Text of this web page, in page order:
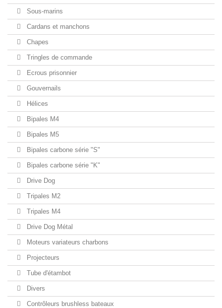
Sous-marins
Cardans et manchons
Chapes
Tringles de commande
Ecrous prisonnier
Gouvernails
Hélices
Bipales M4
Bipales M5
Bipales carbone série "S"
Bipales carbone série "K"
Drive Dog
Tripales M2
Tripales M4
Drive Dog Métal
Moteurs variateurs charbons
Projecteurs
Tube d'étambot
Divers
Contrôleurs brushless bateaux